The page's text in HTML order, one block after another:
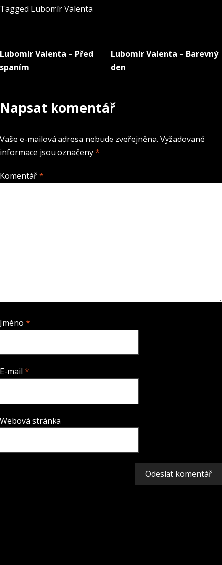
Tagged Lubomír Valenta
Navigace
příspěvek
Lubomír Valenta – Před
spaním
Lubomír Valenta – Barevný
den
Napsat komentář
Vaše e-mailová adresa nebude zveřejněna. Vyžadované
informace jsou označeny*
Komentář*
Jméno *
E-mail *
Webová stránka